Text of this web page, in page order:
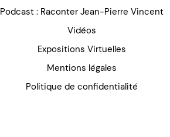
Podcast : Raconter Jean-Pierre Vincent
Vidéos
Expositions Virtuelles
Mentions légales
Politique de confidentialité